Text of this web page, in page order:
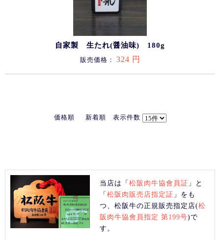
自家製 生たれ(醤油味) 180g
販売価格： 324 円
価格順 新着順 表示件数
当店は「松阪肉牛協會員証 」と
「松阪肉販売店指定証 」をも
つ、松阪牛の正規販売指定店(松
阪肉牛協會員指定 第199号)で
す。